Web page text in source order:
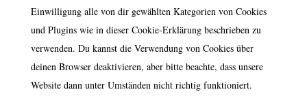
Einwilligung alle von dir gewählten Kategorien von Cookies
und Plugins wie in dieser Cookie-Erklärung beschrieben zu
verwenden. Du kannst die Verwendung von Cookies über
deinen Browser deaktivieren, aber bitte beachte, dass unsere
Website dann unter Umständen nicht richtig funktioniert.